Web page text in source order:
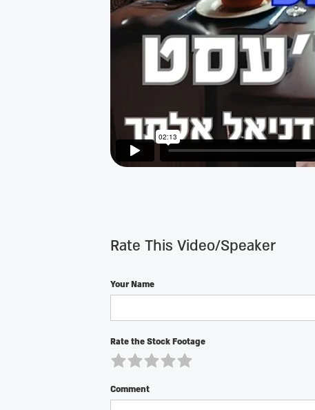
Rate This Video/Speaker
Your Name
Rate the Stock Footage
Comment